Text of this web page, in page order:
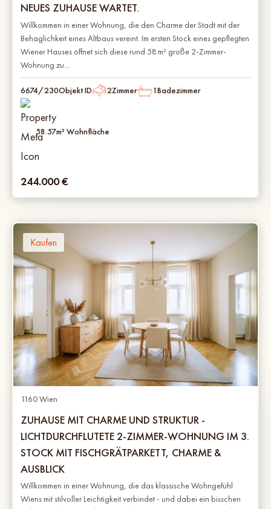
NEUES ZUHAUSE WARTET.
Willkommen in einer Wohnung, die den Charme der Stadt mit der
Behaglichkeit eines Altbaus vereint. Im ersten Stock eines gepflegten
Wiener Hauses öffnet sich diese rund 58 m² große 2-Zimmer-
Wohnung zu...
6674/230Objekt ID 2Zimmer 1Badezimmer
58.57m² Wohnfläche
244.000€
Kaufen
1160 Wien
ZUHAUSE MIT CHARME UND STRUKTUR -
LICHTDURCHFLUTETE 2-ZIMMER-WOHNUNG IM 3.
STOCK MIT FISCHGRÄTPARKETT, CHARME &
AUSBLICK
Willkommen in einer Wohnung, die das klassische Wohngefühl
Wiens mit stilvoller Leichtigkeit verbindet - und dabei ein bisschen